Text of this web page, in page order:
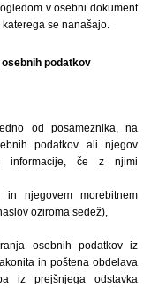
v osebni dokument
se nanašajo.
podatkov
od posameznika, na
podatkov ali njegov
informacije, če z njimi
njegovem morebitnem
oziroma sedež),
osebnih podatkov iz
in poštena obdelava
iz prejšnjega odstavka